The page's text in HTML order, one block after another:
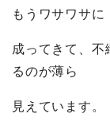
もうワサワサに
成ってきて、不
るのが薄ら
見えています。